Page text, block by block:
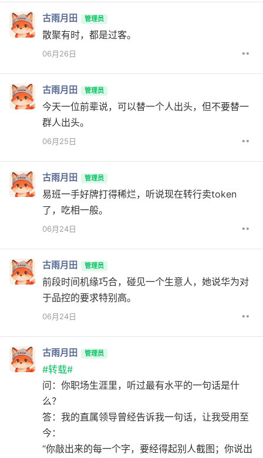
古雨月田 管理员
散聚有时，都是过客。
06月26日 ••
古雨月田 管理员
今天一位前辈说，可以替一个人出头，但不要替一
群人出头。
06月25日 ••
古雨月田 管理员
易班一手好牌打得稀烂，听说现在转行卖token
了，吃相一般。
06月24日 ••
古雨月田 管理员
前段时间机缘巧合，碰见一个生意人，她说华为对
于品控的要求特别高。
06月24日 ••
古雨月田 管理员
#转载#
问：你职场生涯里，听过最有水平的一句话是什
么？
答：我的直属领导曾经告诉我一句话，让我受用至
今：
“你敲出来的每一个字，要经得起别人截图；你说出